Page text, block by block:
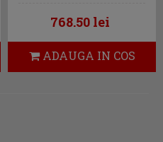
768.50 lei
ADAUGA IN COS